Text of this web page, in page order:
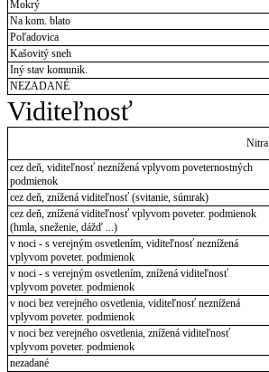
Mokrý
Na kom. blato
Poľadovica
Kašovitý sneh
Iný stav komunik.
NEZADANÉ
Viditeľnosť
Nitra
cez deň, viditeľnosť neznížená vplyvom poveternostných
podmienok
cez deň, znížená viditeľnosť (svitanie, súmrak)
cez deň, znížená viditeľnosť vplyvom poveter. podmienok
(hmla, sneženie, dážď ...)
v noci - s verejným osvetlením, viditeľnosť neznížená
vplyvom poveter. podmienok
v noci - s verejným osvetlením, znížená viditeľnosť
vplyvom poveter. podmienok
v noci bez verejného osvetlenia, viditeľnosť neznížená
vplyvom poveter. podmienok
v noci bez verejného osvetlenia, znížená viditeľnosť
vplyvom poveter. podmienok
nezadané